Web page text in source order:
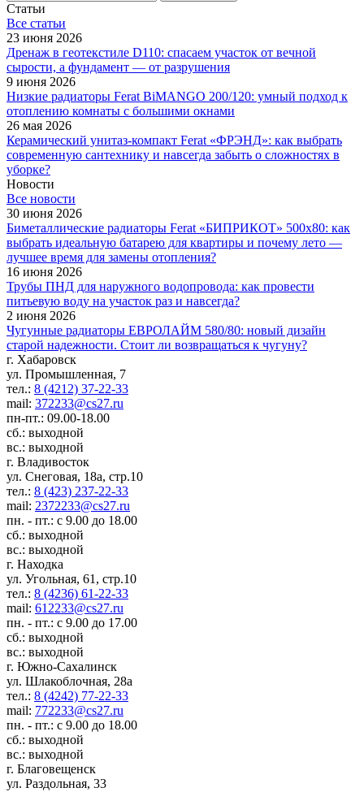
Статьи
Все cтатьи
23 июня 2026
Дренаж в геотекстиле D110: спасаем участок от вечной
сырости, а фундамент — от разрушения
9 июня 2026
Низкие радиаторы Ferat BiMANGO 200/120: умный подход к
отоплению комнаты с большими окнами
26 мая 2026
Керамический унитаз-компакт Ferat «ФРЭНД»: как выбрать
современную сантехнику и навсегда забыть о сложностях в
уборке?
Новости
Все новости
30 июня 2026
Биметаллические радиаторы Ferat «БИПРИКОТ» 500x80: как
выбрать идеальную батарею для квартиры и почему лето —
лучшее время для замены отопления?
16 июня 2026
Трубы ПНД для наружного водопровода: как провести
питьевую воду на участок раз и навсегда?
2 июня 2026
Чугунные радиаторы ЕВРОЛАЙМ 580/80: новый дизайн
старой надежности. Стоит ли возвращаться к чугуну?
г. Хабаровск
ул. Промышленная, 7
тел.: 8 (4212) 37-22-33
mail: 372233@cs27.ru
пн-пт.: 09.00-18.00
сб.: выходной
вс.: выходной
г. Владивосток
ул. Снеговая, 18а, стр.10
тел.: 8 (423) 237-22-33
mail: 2372233@cs27.ru
пн. - пт.: с 9.00 до 18.00
сб.: выходной
вс.: выходной
г. Находка
ул. Угольная, 61, стр.10
тел.: 8 (4236) 61-22-33
mail: 612233@cs27.ru
пн. - пт.: с 9.00 до 17.00
сб.: выходной
вс.: выходной
г. Южно-Сахалинск
ул. Шлакоблочная, 28а
тел.: 8 (4242) 77-22-33
mail: 772233@cs27.ru
пн. - пт.: с 9.00 до 18.00
сб.: выходной
вс.: выходной
г. Благовещенск
ул. Раздольная, 33